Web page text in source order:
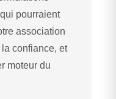
pourraient
association
confiance, et
moteur du